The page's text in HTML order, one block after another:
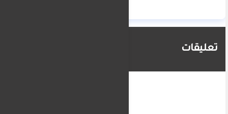
تعليقات